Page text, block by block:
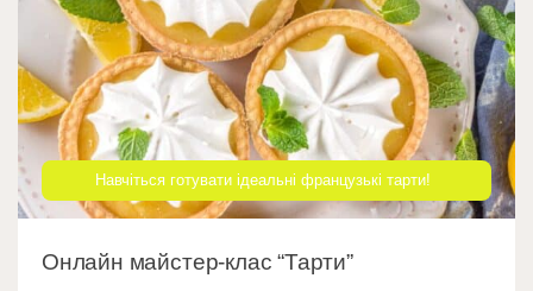
Навчіться готувати ідеальні французькі тарти!
Онлайн майстер-клас “Тарти”